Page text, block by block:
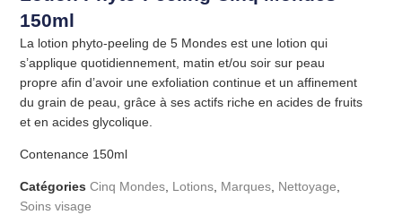
150ml
La lotion phyto-peeling de 5 Mondes est une lotion qui
s’applique quotidiennement, matin et/ou soir sur peau
propre afin d’avoir une exfoliation continue et un affinement
du grain de peau, grâce à ses actifs riche en acides de fruits
et en acides glycolique.
Contenance 150ml
Catégories Cinq Mondes, Lotions, Marques, Nettoyage,
Soins visage